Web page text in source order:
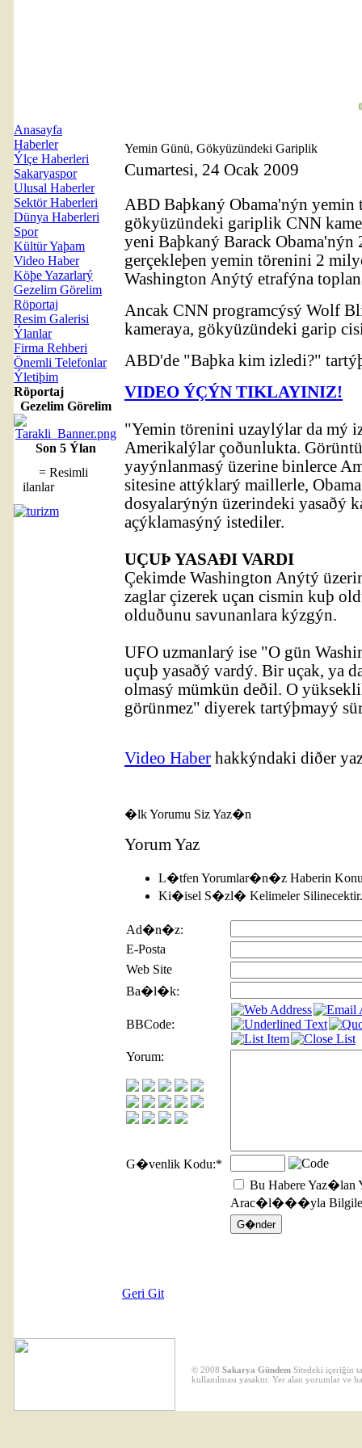
Anasayfa
Haberler
Ýlçe Haberleri
Sakaryaspor
Ulusal Haberler
Sektör Haberleri
Dünya Haberleri
Spor
Kültür Yaþam
Video Haber
Köþe Yazarlarý
Gezelim Görelim
Röportaj
Resim Galerisi
Ýlanlar
Firma Rehberi
Önemli Telefonlar
Ýletiþim
Röportaj
Gezelim Görelim
Son 5 Ýlan
= Resimli
ilanlar
Yemin Günü, Gökyüzündeki Gariplik
Cumartesi, 24 Ocak 2009
ABD Baþkaný Obama'nýn yemin
gökyüzündeki gariplik CNN
yeni Baþkaný Barack Obama'nýn
gerçekleþen yemin törenini 2
Washington Anýtý etrafýna
Ancak CNN programcýsý Wolf
kameraya, gökyüzündeki garip
ABD'de "Baþka kim izledi?"
VIDEO ÝÇÝN TIKLAYINIZ!
"Yemin törenini uzaylýlar da mý
Amerikalýlar çoðunlukta.
yayýnlanmasý üzerine binlerce
sitesine attýklarý maillerle,
dosyalarýnýn üzerindeki yasaðý
açýklamasýný istediler.
UÇUÞ YASAÐI VARDI
Çekimde Washington Anýtý
zaglar çizerek uçan cismin kuþ
olduðunu savunanlara kýzgýn.
UFO uzmanlarý ise "O gün
uçuþ yasaðý vardý. Bir uçak, ya
olmasý mümkün deðil. O
görünmez" diyerek tartýþmayý
Video Haber hakkýndaki diðer
�lk Yorumu Siz Yaz�n
Yorum Yaz
L�tfen Yorumlar�n�z Haberin
Ki�isel S�zl� Kelimeler Silinecektir.
Ad�n�z:
E-Posta
Web Site
Ba�l�k:
BBCode:
Yorum:
G�venlik Kodu:*
Bu Habere Yaz�lan
Arac�l���yla
Geri Git
© 2008 Sakarya Gündem Sitedeki içeriğin
kullanılması yasaktır. Yer alan yorumlar ve